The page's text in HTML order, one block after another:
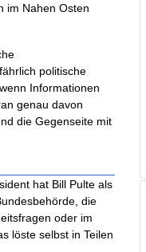
im Nahen Osten
politische
Informationen
genau davon
die Gegenseite mit
hat Bill Pulte als
die
oder im
löste selbst in Teilen